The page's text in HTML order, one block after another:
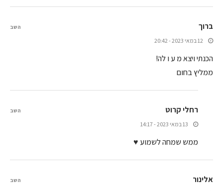
ברוך
12 במאי 2023 - 20:42
הכנתי ויצא מ ע ו לה!
ממליץ בחום
השב
רחלי קרוט
13 במאי 2023 - 14:17
ממש שמחה לשמוע ♥
השב
אלינור השב